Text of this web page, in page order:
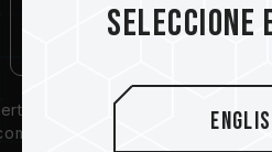
de
Garantía
vida
Seleccione